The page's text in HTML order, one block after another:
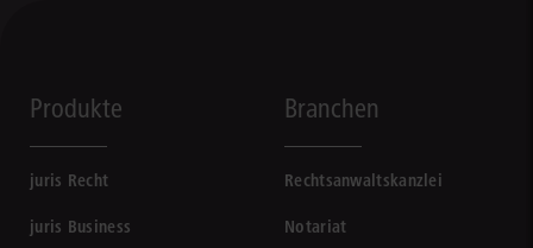
Produkte
juris Recht
juris Business
Branchen
Rechtsanwaltskanzlei
Notariat